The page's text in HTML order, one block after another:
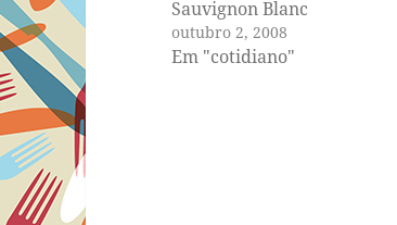
Sauvignon Blanc
neozelandês. Li feliz a
cartinha da Jean e o e-
outubro 2, 2008
Em "cotidiano"